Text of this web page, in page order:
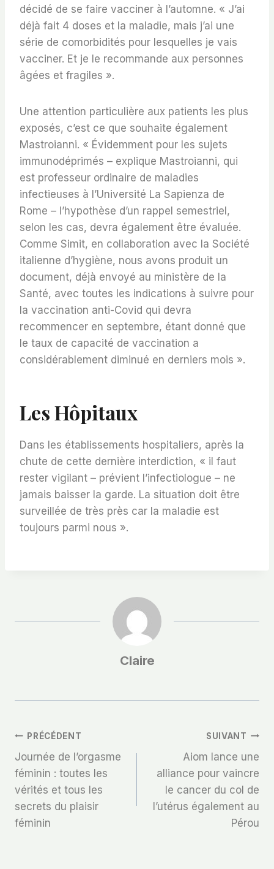
décidé de se faire vacciner à l’automne. « J’ai
déjà fait 4 doses et la maladie, mais j’ai une
série de comorbidités pour lesquelles je vais
vacciner. Et je le recommande aux personnes
âgées et fragiles ».
Une attention particulière aux patients les plus
exposés, c’est ce que souhaite également
Mastroianni. « Évidemment pour les sujets
immunodéprimés – explique Mastroianni, qui
est professeur ordinaire de maladies
infectieuses à l’Université La Sapienza de
Rome – l’hypothèse d’un rappel semestriel,
selon les cas, devra également être évaluée.
Comme Simit, en collaboration avec la Société
italienne d’hygiène, nous avons produit un
document, déjà envoyé au ministère de la
Santé, avec toutes les indications à suivre pour
la vaccination anti-Covid qui devra
recommencer en septembre, étant donné que
le taux de capacité de vaccination a
considérablement diminué en derniers mois ».
Les Hôpitaux
Dans les établissements hospitaliers, après la
chute de cette dernière interdiction, « il faut
rester vigilant – prévient l’infectiologue – ne
jamais baisser la garde. La situation doit être
surveillée de très près car la maladie est
toujours parmi nous ».
Claire
Navigation
De
L’article
PRÉCÉDENT
Journée de l’orgasme
féminin : toutes les
vérités et tous les
secrets du plaisir
féminin
SUIVANT
Aiom lance une
alliance pour vaincre
le cancer du col de
l’utérus également au
Pérou